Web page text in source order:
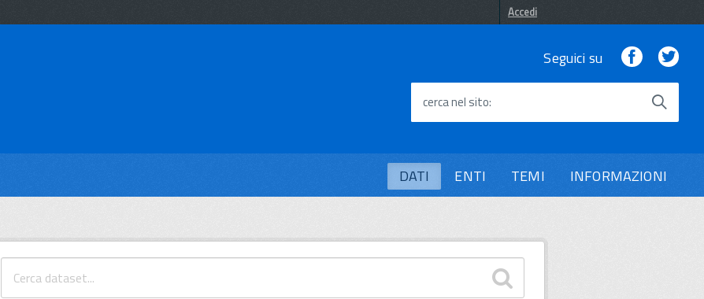
Accedi
Seguici su Facebook
cerca nel sito
DATI ENTI TEMI INFORMAZIONI